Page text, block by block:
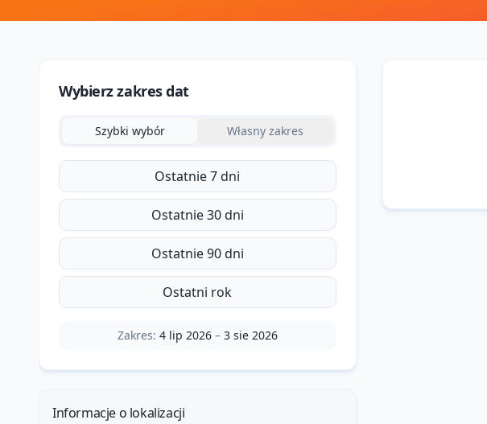
Wybierz zakres dat
Szybki wybór Własny zakres
Ostatnie 7 dni
Ostatnie 30 dni
Ostatnie 90 dni
Ostatni rok
Zakres: 4 lip 2026– 3 sie 2026
Informacje o lokalizacji